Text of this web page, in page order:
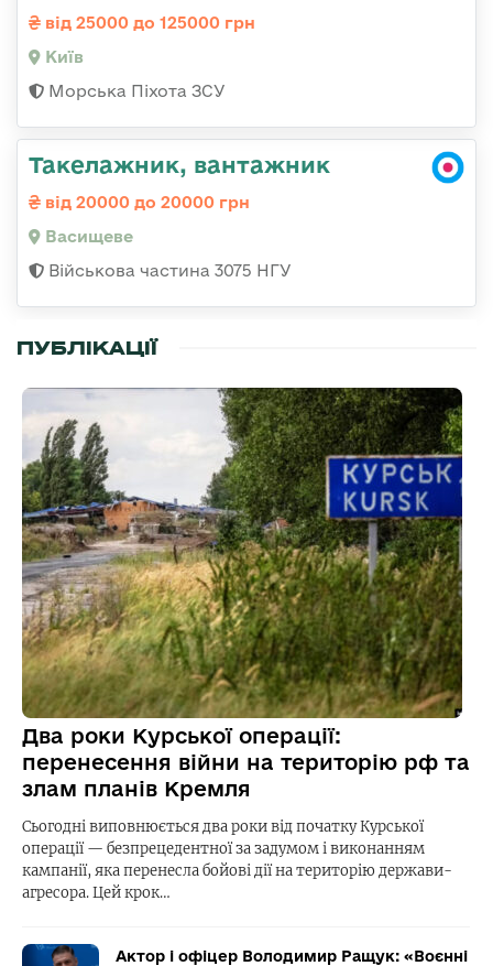
від 25000 до 125000 грн
Київ
Морська Піхота ЗСУ
Такелажник, вантажник
від 20000 до 20000 грн
Васищеве
Військова частина 3075 НГУ
ПУБЛІКАЦІЇ
Два роки Курської операції:
перенесення війни на територію рф та
злам планів Кремля
Сьогодні виповнюється два роки від початку Курської
операції — безпрецедентної за задумом і виконанням
кампанії, яка перенесла бойові дії на територію держави-
агресора. Цей крок…
Актор і офіцер Володимир Ращук: «Воєнні